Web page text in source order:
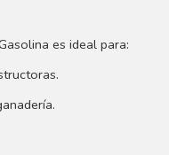
es ideal para: